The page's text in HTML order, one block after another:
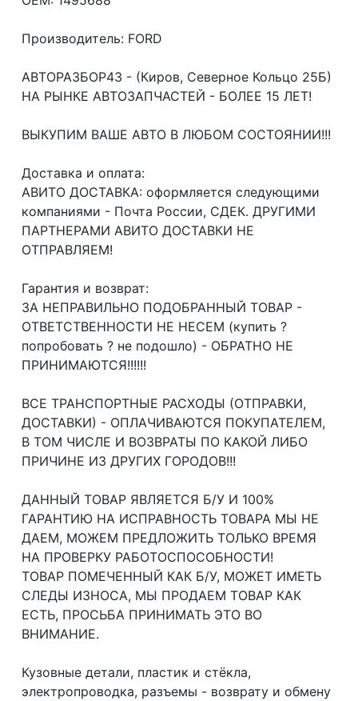
Производитель: FORD
АВТОРАЗБОР43 - (Киров, Северное Кольцо 25Б)
НА РЫНКЕ АВТОЗАПЧАСТЕЙ - БОЛЕЕ 15 ЛЕТ!
ВЫКУПИМ ВАШЕ АВТО В ЛЮБОМ СОСТОЯНИИ!!!
Доcтавка и oплата:
АВИТО ДОСТАВКА: оформляется следующими
компаниями - Почта России, СДЕК. ДРУГИМИ
ПАРТНЕРАМИ АВИТО ДОСТАВКИ НЕ
ОТПРАВЛЯЕМ!
Гарантия и возврат:
ЗА НЕПРАВИЛЬНО ПОДОБРАННЫЙ ТОВАР -
ОТВЕТСТВЕННОСТИ НЕ НЕСЕМ (купить ?
попробовать ? не подошло) - ОБРАТНО НЕ
ПРИНИМАЮТСЯ!!!!!!
ВСЕ ТРАНСПОРТНЫЕ РАСХОДЫ (ОТПРАВКИ,
ДОСТАВКИ) - ОПЛАЧИВАЮТСЯ ПОКУПАТЕЛЕМ,
В ТОМ ЧИСЛЕ И ВОЗВРАТЫ ПО КАКОЙ ЛИБО
ПРИЧИНЕ ИЗ ДРУГИХ ГОРОДОВ!!!
ДАННЫЙ ТОВАР ЯВЛЯЕТСЯ Б/У И 100%
ГАРАНТИЮ НА ИСПРАВНОСТЬ ТОВАРА МЫ НЕ
ДАЕМ, МОЖЕМ ПРЕДЛОЖИТЬ ТОЛЬКО ВРЕМЯ
НА ПРОВЕРКУ РАБОТОСПОСОБНОСТИ!
ТОВАР ПОМЕЧЕННЫЙ КАК Б/У, МОЖЕТ ИМЕТЬ
СЛЕДЫ ИЗНОСА, МЫ ПРОДАЕМ ТОВАР КАК
ЕСТЬ, ПРОСЬБА ПРИНИМАТЬ ЭТО ВО
ВНИМАНИЕ.
Кузовные детали, пластик и стёкла,
электропроводка, разъемы - возврату и обмену